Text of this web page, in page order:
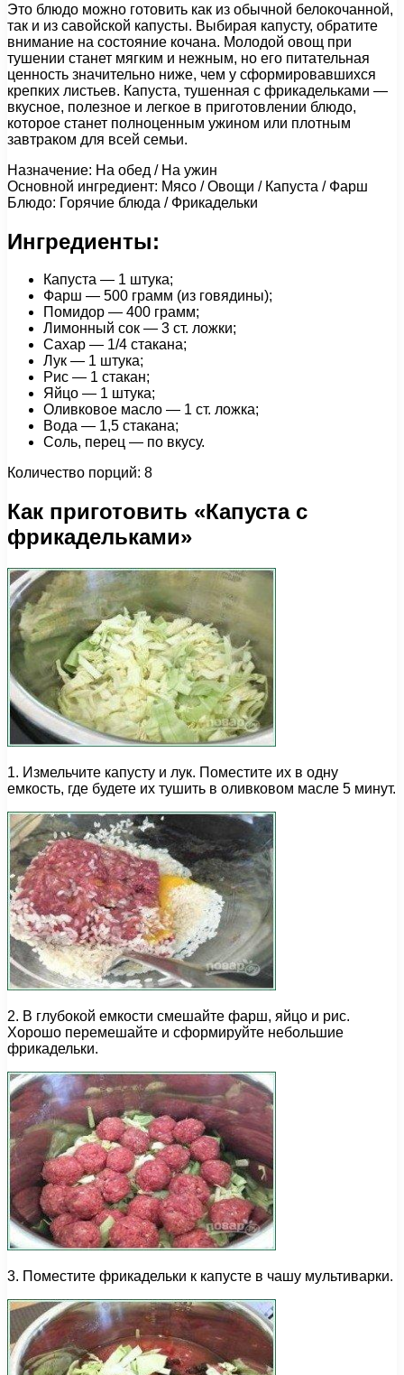
Это блюдо можно готовить как из обычной белокочанной,
так и из савойской капусты. Выбирая капусту, обратите
внимание на состояние кочана. Молодой овощ при
тушении станет мягким и нежным, но его питательная
ценность значительно ниже, чем у сформировавшихся
крепких листьев. Капуста, тушенная с фрикадельками —
вкусное, полезное и легкое в приготовлении блюдо,
которое станет полноценным ужином или плотным
завтраком для всей семьи.
Назначение: На обед / На ужин
Основной ингредиент: Мясо / Овощи / Капуста / Фарш
Блюдо: Горячие блюда / Фрикадельки
Ингредиенты:
Капуста — 1 штука;
Фарш — 500 грамм (из говядины);
Помидор — 400 грамм;
Лимонный сок — 3 ст. ложки;
Сахар — 1/4 стакана;
Лук — 1 штука;
Рис — 1 стакан;
Яйцо — 1 штука;
Оливковое масло — 1 ст. ложка;
Вода — 1,5 стакана;
Соль, перец — по вкусу.
Количество порций: 8
Как приготовить «Капуста с
фрикадельками»
1. Измельчите капусту и лук. Поместите их в одну
емкость, где будете их тушить в оливковом масле 5 минут.
2. В глубокой емкости смешайте фарш, яйцо и рис.
Хорошо перемешайте и сформируйте небольшие
фрикадельки.
3. Поместите фрикадельки к капусте в чашу мультиварки.